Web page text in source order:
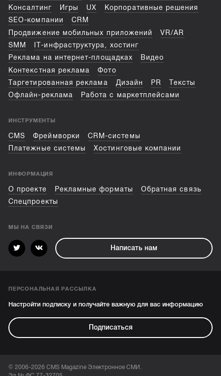
Консалтинг
Игры UX
Корпоративные решения
SEO-компании
CRM
Продвижение мобильных приложений
VR/AR
SMM
IT-инфраструктура, хостинг
Реклама на интернет-площадках
Видео
Контекстная реклама
Фото
Таргетированная реклама
Дизайн PR
Тексты
Офлайн-реклама
Работа с маркетплейсами
ИНСТРУМЕНТЫ
CMS Фреймворки
CRM-системы
Платежные системы
Хостинговые компании
ИНФОРМАЦИЯ
О проекте Рекламные форматы
Обратная связь
Спецпроекты
МЫ НА СВЯЗИ
Написать нам
ПЕРСОНАЛЬНАЯ РАССЫЛКА
Настройти подписку и получайте важную для вас информацию
Подписаться
© 2006-2026 CMS Magazine Электронное СМИ.